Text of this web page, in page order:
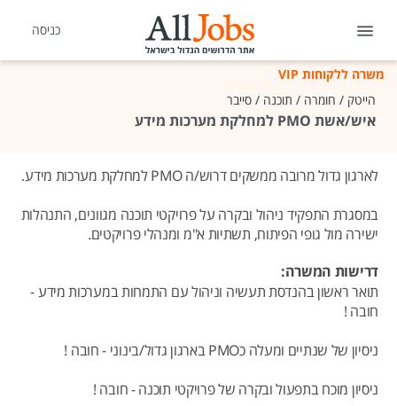
כניסה
משרה ללקוחות VIP
הייטק / חומרה / תוכנה / סייבר
איש/אשת PMO למחלקת מערכות מידע
לארגון גדול מרובה ממשקים דרוש/ה PMO למחלקת מערכות מידע.
במסגרת התפקיד ניהול ובקרה על פרויקטי תוכנה מגוונים, התנהלות
ישירה מול גופי הפיתוח, תשתיות א"מ ומנהלי פרויקטים.
דרישות המשרה:
תואר ראשון בהנדסת תעשיה וניהול עם התמחות במערכות מידע -
חובה !
ניסיון של שנתיים ומעלה כPMO בארגון גדול/בינוני - חובה !
ניסיון מוכח בתפעול ובקרה של פרויקטי תוכנה - חובה !